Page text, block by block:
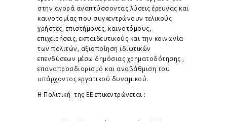
στην αγορά αναπτύσσοντας λύσεις έρευνας και
καινοτομίας που συγκεντρώνουν τελικούς
χρήστες, επιστήμονες, καινοτόμους,
επιχειρήσεις, εκπαιδευτικούς και την κοινωνία
των πολιτών, αξιοποίηση ιδιωτικών
επενδύσεων μέσω δημόσιας χρηματοδότησης ,
επαναπροσδιορισμό και αναβάθμιση του
υπάρχοντος εργατικού δυναμικού.
Η Πολιτική της ΕΕ επικεντρώνεται :